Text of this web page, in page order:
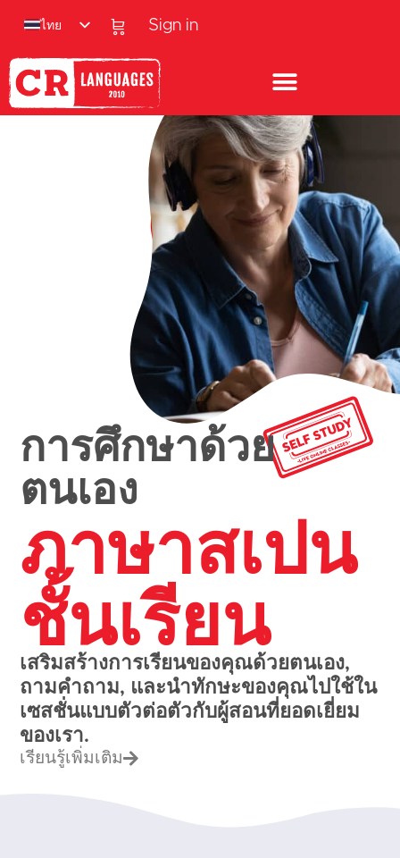
Sign in
ไทย
การศึกษาด้วย
ตนเอง
ภาษาสเปน
ชั้นเรียน
เสริมสร้างการเรียนของคุณด้วยตนเอง,
ถามคำถาม, และนำทักษะของคุณไปใช้ใน
เซสชั่นแบบตัวต่อตัวกับผู้สอนที่ยอดเยี่ยม
ของเรา.
เรียนรู้เพิ่มเติม